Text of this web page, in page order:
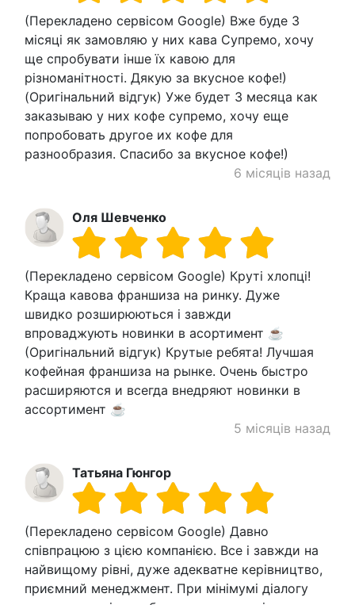
(Перекладено сервісом Google) Вже буде 3
місяці як замовляю у них кава Супремо, хочу
ще спробувати інше їх кавою для
різноманітності. Дякую за вкусное кофе!)
(Оригінальний відгук) Уже будет 3 месяца как
заказываю у них кофе супремо, хочу еще
попробовать другое их кофе для
разнообразия. Спасибо за вкусное кофе!)
6 місяців назад
Оля Шевченко
(Перекладено сервісом Google) Круті хлопці!
Краща кавова франшиза на ринку. Дуже
швидко розширюються і завжди
впроваджують новинки в асортимент ☕
(Оригінальний відгук) Крутые ребята! Лучшая
кофейная франшиза на рынке. Очень быстро
расширяются и всегда внедряют новинки в
ассортимент ☕
5 місяців назад
Татьяна Гюнгор
(Перекладено сервісом Google) Давно
співпрацюю з цією компанією. Все і завжди на
найвищому рівні, дуже адекватне керівництво,
приємний менеджмент. При мінімумі діалогу